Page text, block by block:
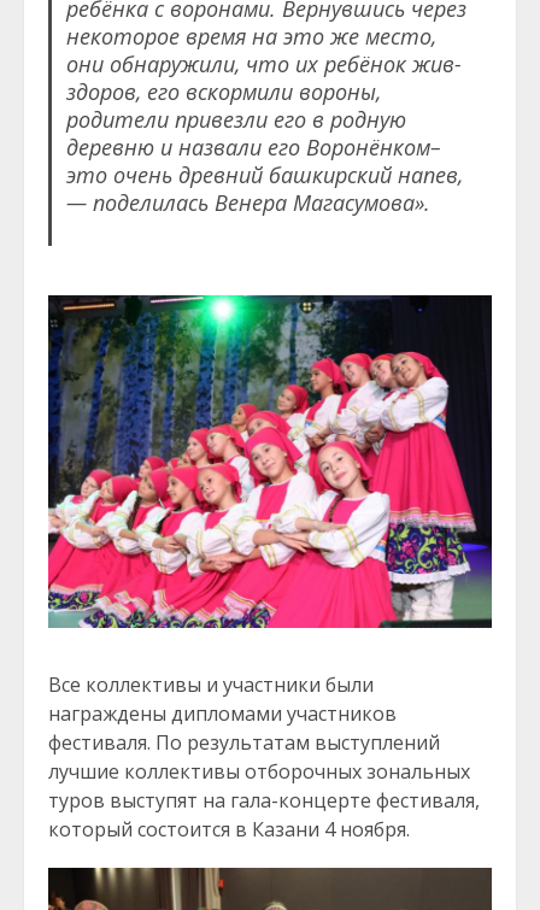
ребёнка с воронами. Вернувшись через
некоторое время на это же место,
они обнаружили, что их ребёнок жив-
здоров, его вскормили вороны,
родители привезли его в родную
деревню и назвали его Воронёнком–
это очень древний башкирский напев,
— поделилась Венера Магасумова».
Все коллективы и участники были
награждены дипломами участников
фестиваля. По результатам выступлений
лучшие коллективы отборочных зональных
туров выступят на гала-концерте фестиваля,
который состоится в Казани 4 ноября.